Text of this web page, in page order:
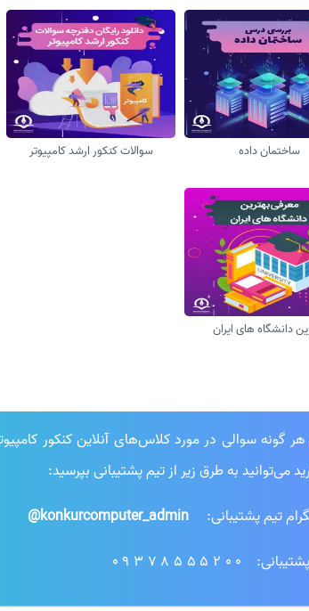
ساختمان داده سوالات کنکور ارشد کامپیوتر
دانشگاه های ایران
گونه سوالی در مورد کلاس‌های آنلاین کنکور
می‌توانید به طرق زیر از تیم پشتیبانی بپرسید:
تیم پشتیبانی: konkurcomputer_admin@
09378555200